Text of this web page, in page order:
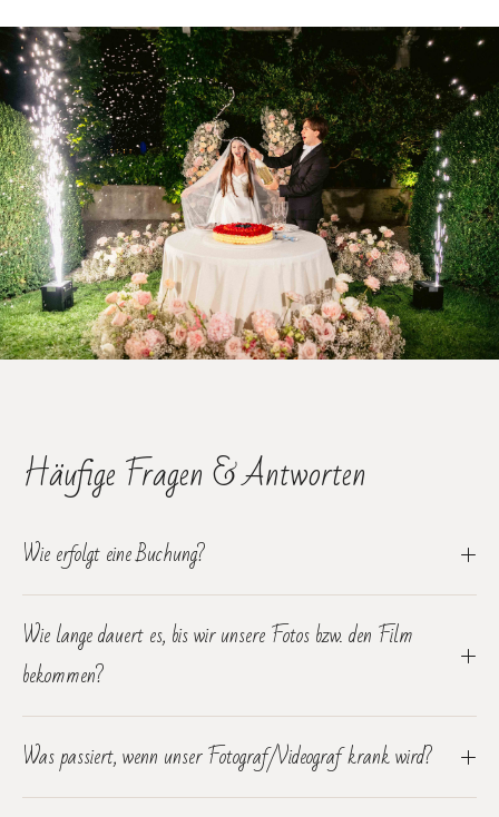
Häufige Fragen & Antworten
Wie erfolgt eine Buchung?
Wie lange dauert es, bis wir unsere Fotos bzw. den Film
bekommen?
Was passiert, wenn unser Fotograf/Videograf krank wird?